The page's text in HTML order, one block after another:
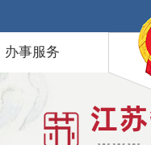
办事服务